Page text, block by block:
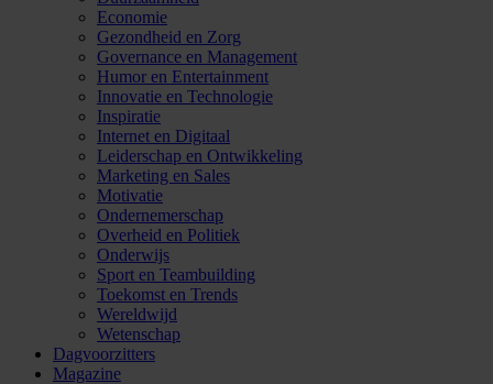
Economie
Gezondheid en Zorg
Governance en Management
Humor en Entertainment
Innovatie en Technologie
Inspiratie
Internet en Digitaal
Leiderschap en Ontwikkeling
Marketing en Sales
Motivatie
Ondernemerschap
Overheid en Politiek
Onderwijs
Sport en Teambuilding
Toekomst en Trends
Wereldwijd
Wetenschap
Dagvoorzitters
Magazine